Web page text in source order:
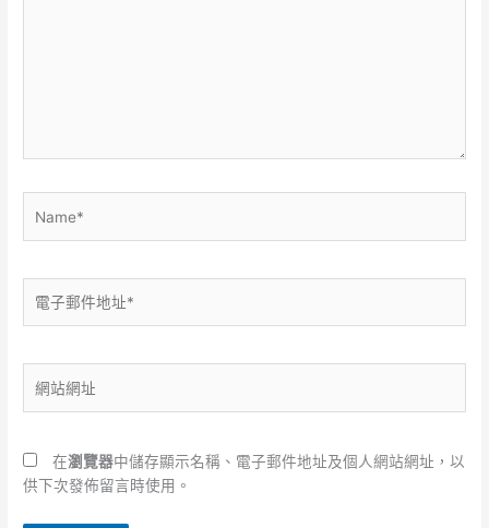
子
件
地
址
站
在瀏覽器中儲存顯示名稱、電子郵件地址及個人網站網址，以
供下次發佈留言時使用。